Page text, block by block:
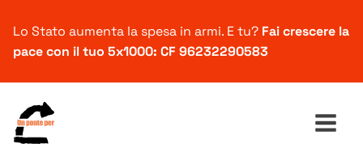
Lo Stato aumenta la spesa in armi. E tu? Fai crescere la
pace con il tuo 5x1000: CF 96232290583